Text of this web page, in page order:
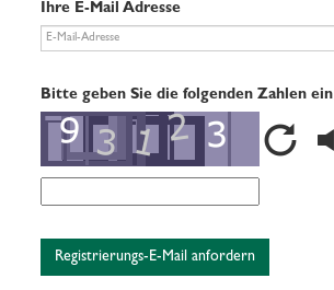
Ihre E-Mail Adresse
Bitte geben Sie die folgenden Zahlen ein
Registrierungs-E-Mail anfordern